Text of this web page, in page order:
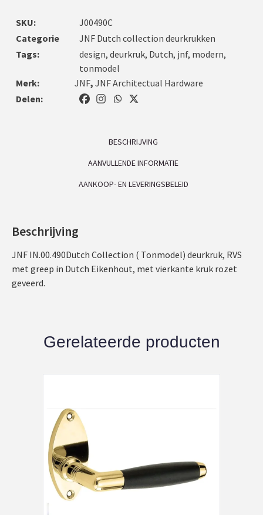
SKU:
J00490C
Categorie
JNF Dutch collection deurkrukken
Tags:
design, deurkruk, Dutch, jnf, modern,
tonmodel
Merk:
JNF, JNF Architectual Hardware
Delen:
BESCHRIJVING
AANVULLENDE INFORMATIE
AANKOOP- EN LEVERINGSBELEID
Beschrijving
JNF IN.00.490Dutch Collection ( Tonmodel) deurkruk, RVS
met greep in Dutch Eikenhout, met vierkante kruk rozet
geveerd.
Gerelateerde producten